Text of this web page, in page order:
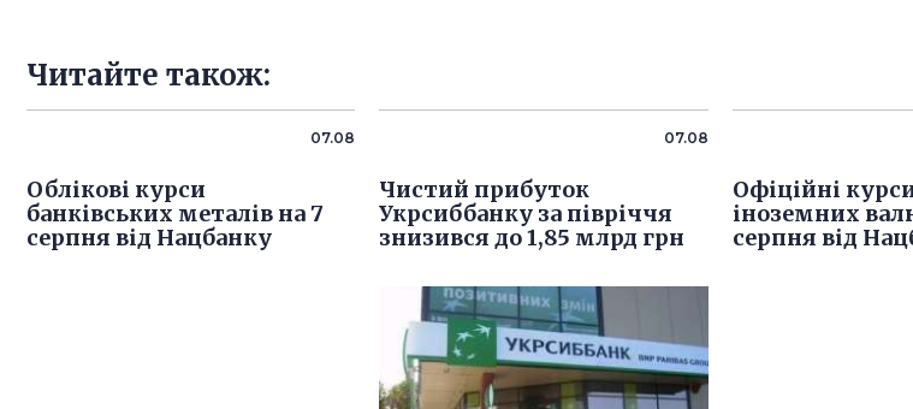
Читайте також:
07.08
Облікові курси
банківських металів на 7
серпня від Нацбанку
07.08
Чистий прибуток
Укрсиббанку за півріччя
знизився до 1,85 млрд грн
Офіційні
іноземних
серпня від